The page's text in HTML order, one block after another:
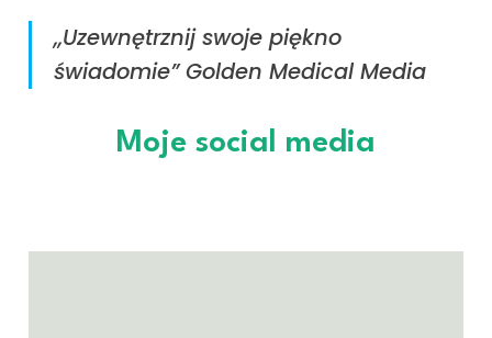
,,Uzewnętrznij swoje piękno
świadomie” Golden Medical Media
Moje social media